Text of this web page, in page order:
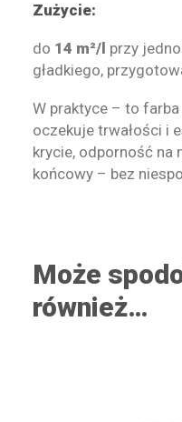
Zużycie:
do 14 m²/l przy
gładkiego,
W praktyce – to
oczekuje trwałości i
krycie, odporność na
końcowy – bez
Może
również…